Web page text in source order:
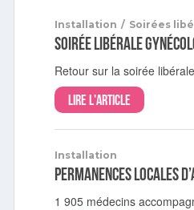
Installation / Soirées
Soirée libérale
Retour sur la soirée
Lire l'article
Installation
Permanences locales
1 905 médecins